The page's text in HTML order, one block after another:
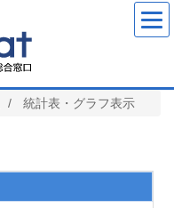
統計表・グラフ表示